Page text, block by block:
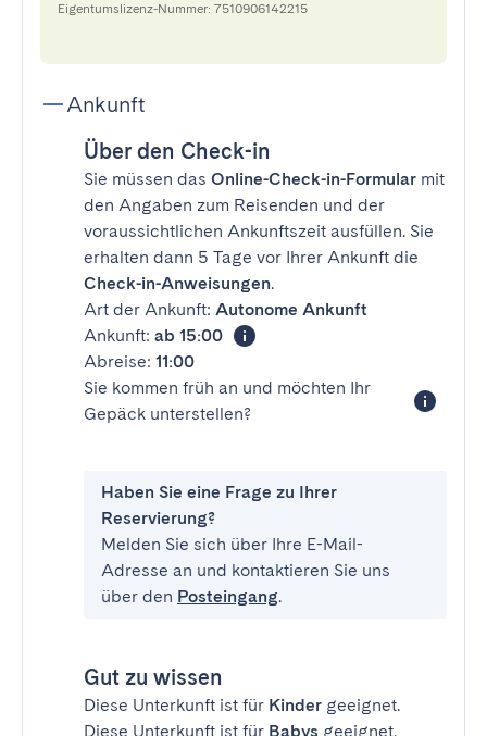
Eigentumslizenz-Nummer: 7510906142215
Ankunft
Über den Check-in
Sie müssen das Online-Check-in-Formular mit
den Angaben zum Reisenden und der
voraussichtlichen Ankunftszeit ausfüllen. Sie
erhalten dann 5 Tage vor Ihrer Ankunft die
Check-in-Anweisungen.
Art der Ankunft: Autonome Ankunft
Ankunft: ab 15:00
Abreise: 11:00
Sie kommen früh an und möchten Ihr
Gepäck unterstellen?
Haben Sie eine Frage zu Ihrer
Reservierung?
Melden Sie sich über Ihre E-Mail-
Adresse an und kontaktieren Sie uns
über den Posteingang.
Gut zu wissen
Diese Unterkunft ist für Kinder geeignet.
Diese Unterkunft ist für Babys geeignet.